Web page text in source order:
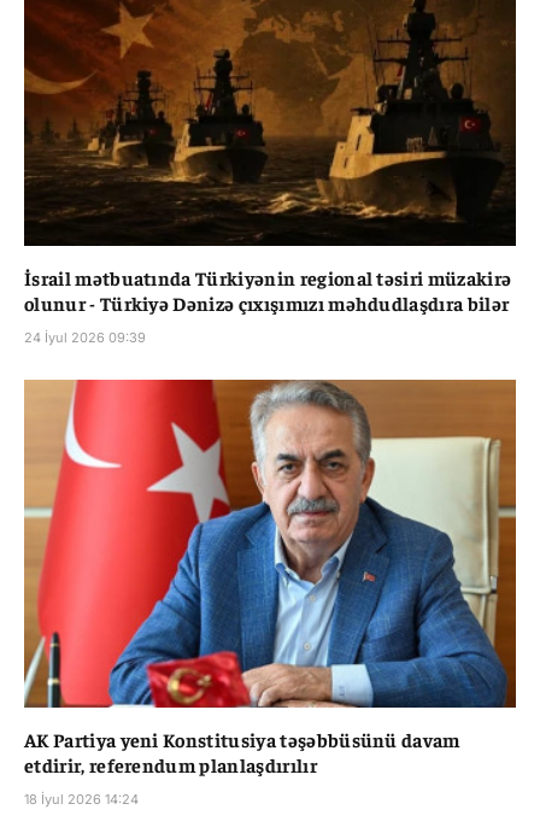
İsrail mətbuatında Türkiyənin regional təsiri müzakirə
olunur - Türkiyə Dənizə çıxışımızı məhdudlaşdıra bilər
24 İyul 2026 09:39
AK Partiya yeni Konstitusiya təşəbbüsünü davam
etdirir, referendum planlaşdırılır
18 İyul 2026 14:24